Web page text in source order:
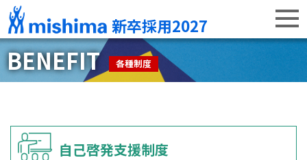
新卒採用2027
BENEFIT 各種制度
自己啓発支援制度